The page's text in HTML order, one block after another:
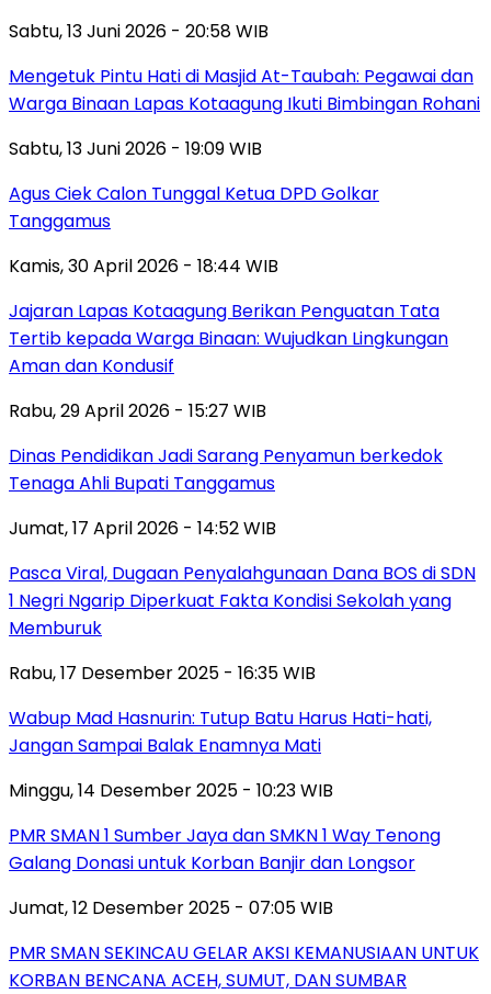
Sabtu, 13 Juni 2026 - 20:58 WIB
Mengetuk Pintu Hati di Masjid At-Taubah: Pegawai dan
Warga Binaan Lapas Kotaagung Ikuti Bimbingan Rohani
Sabtu, 13 Juni 2026 - 19:09 WIB
Agus Ciek Calon Tunggal Ketua DPD Golkar
Tanggamus
Kamis, 30 April 2026 - 18:44 WIB
Jajaran Lapas Kotaagung Berikan Penguatan Tata
Tertib kepada Warga Binaan: Wujudkan Lingkungan
Aman dan Kondusif
Rabu, 29 April 2026 - 15:27 WIB
Dinas Pendidikan Jadi Sarang Penyamun berkedok
Tenaga Ahli Bupati Tanggamus
Jumat, 17 April 2026 - 14:52 WIB
Pasca Viral, Dugaan Penyalahgunaan Dana BOS di SDN
1 Negri Ngarip Diperkuat Fakta Kondisi Sekolah yang
Memburuk
Rabu, 17 Desember 2025 - 16:35 WIB
Wabup Mad Hasnurin: Tutup Batu Harus Hati-hati,
Jangan Sampai Balak Enamnya Mati
Minggu, 14 Desember 2025 - 10:23 WIB
PMR SMAN 1 Sumber Jaya dan SMKN 1 Way Tenong
Galang Donasi untuk Korban Banjir dan Longsor
Jumat, 12 Desember 2025 - 07:05 WIB
PMR SMAN SEKINCAU GELAR AKSI KEMANUSIAAN UNTUK
KORBAN BENCANA ACEH, SUMUT, DAN SUMBAR